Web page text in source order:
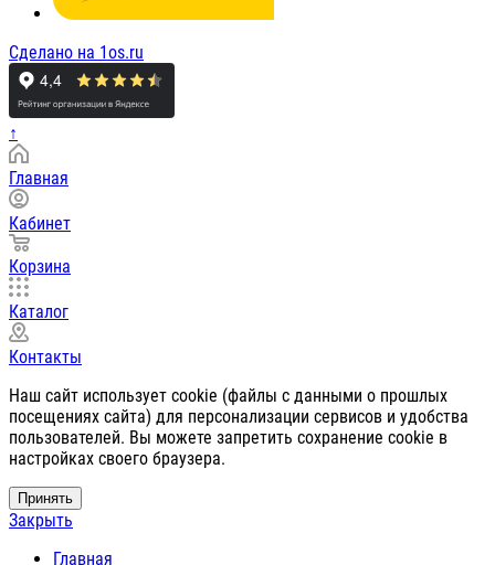
Сделано на 1os.ru
↑
Главная
Кабинет
Корзина
Каталог
Контакты
Наш сайт использует cookie (файлы с данными о прошлых
посещениях сайта) для персонализации сервисов и удобства
пользователей. Вы можете запретить сохранение cookie в
настройках своего браузера.
Принять
Закрыть
Главная